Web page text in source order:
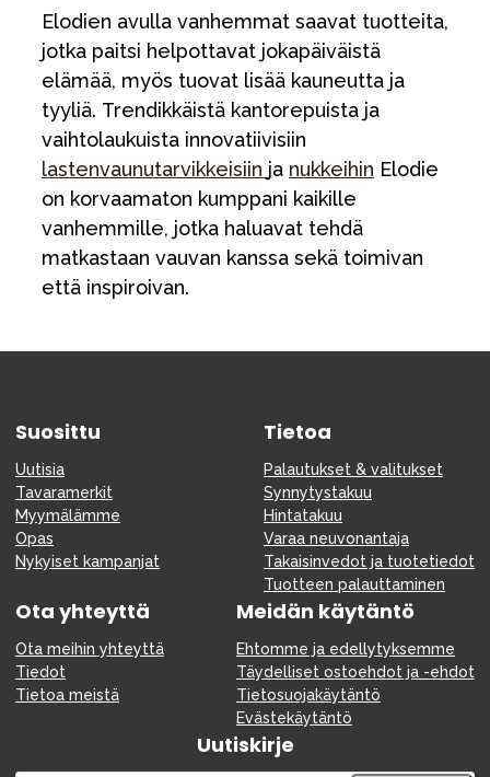
Elodien avulla vanhemmat saavat tuotteita,
jotka paitsi helpottavat jokapäiväistä
elämää, myös tuovat lisää kauneutta ja
tyyliä. Trendikkäistä kantorepuista ja
vaihtolaukuista innovatiivisiin
lastenvaunutarvikkeisiin ja nukkeihin Elodie
on korvaamaton kumppani kaikille
vanhemmille, jotka haluavat tehdä
matkastaan vauvan kanssa sekä toimivan
että inspiroivan.
Suosittu
Uutisia
Tavaramerkit
Myymälämme
Opas
Nykyiset kampanjat
Tietoa
Palautukset & valitukset
Synnytystakuu
Hintatakuu
Varaa neuvonantaja
Takaisinvedot ja tuotetiedot
Tuotteen palauttaminen
Ota yhteyttä
Ota meihin yhteyttä
Tiedot
Tietoa meistä
Meidän käytäntö
Ehtomme ja edellytyksemme
Täydelliset ostoehdot ja -ehdot
Tietosuojakäytäntö
Evästekäytäntö
Uutiskirje